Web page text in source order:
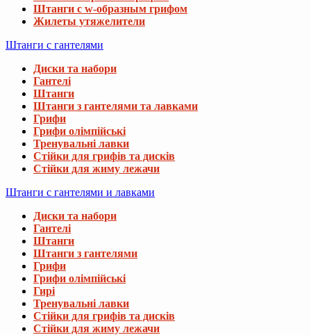
Штанги с w-образным грифом
Жилеты утяжелители
Штанги с гантелями
Диски та набори
Гантелі
Штанги
Штанги з гантелями та лавками
Грифи
Грифи олімпійські
Тренувальні лавки
Стійки для грифів та дисків
Стійки для жиму лежачи
Штанги с гантелями и лавками
Диски та набори
Гантелі
Штанги
Штанги з гантелями
Грифи
Грифи олімпійські
Гирі
Тренувальні лавки
Стійки для грифів та дисків
Стійки для жиму лежачи